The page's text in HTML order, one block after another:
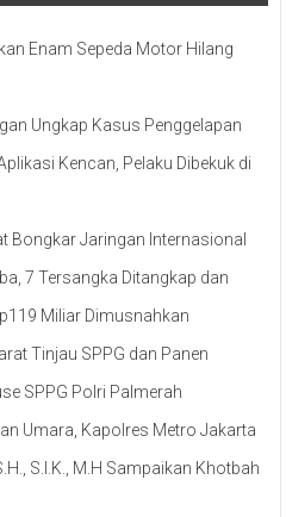
Enam Sepeda Motor Hilang
Ungkap Kasus Penggelapan
Kencan, Pelaku Dibekuk di
Bongkar Jaringan Internasional
7 Tersangka Ditangkap dan
Miliar Dimusnahkan
Tinjau SPPG dan Panen
SPPG Polri Palmerah
Umara, Kapolres Metro Jakarta
S.I.K., M.H Sampaikan Khotbah